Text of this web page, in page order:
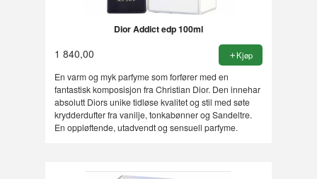
Dior Addict edp 100ml
1 840,00 Kjøp
En varm og myk parfyme som forfører med en
fantastisk komposisjon fra Christian Dior. Den innehar
absolutt Diors unike tidløse kvalitet og stil med søte
krydderdufter fra vanilje, tonkabønner og Sandeltre.
En oppløftende, utadvendt og sensuell parfyme.